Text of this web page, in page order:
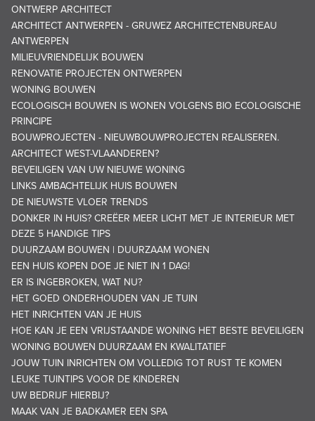
ONTWERP ARCHITECT
ARCHITECT ANTWERPEN - GRUWEZ ARCHITECTENBUREAU
ANTWERPEN
MILIEUVRIENDELIJK BOUWEN
RENOVATIE PROJECTEN ONTWERPEN
WONING BOUWEN
ECOLOGISCH BOUWEN IS WONEN VOLGENS BIO ECOLOGISCHE
PRINCIPE
BOUWPROJECTEN - NIEUWBOUWPROJECTEN REALISEREN.
ARCHITECT WEST-VLAANDEREN?
BEVEILIGEN VAN UW NIEUWE WONING
LINKS AMBACHTELIJK HUIS BOUWEN
DE NIEUWSTE VLOER TRENDS
DONKER IN HUIS? CREËER MEER LICHT MET JE INTERIEUR MET
DEZE 5 HANDIGE TIPS
DUURZAAM BOUWEN | DUURZAAM WONEN
EEN HUIS KOPEN DOE JE NIET IN 1 DAG!
ER IS INGEBROKEN, WAT NU?
HET GOED ONDERHOUDEN VAN JE TUIN
HET INRICHTEN VAN JE HUIS
HOE KAN JE EEN VRIJSTAANDE WONING HET BESTE BEVEILIGEN
WONING BOUWEN DUURZAAM EN KWALITATIEF
JOUW TUIN INRICHTEN OM VOLLEDIG TOT RUST TE KOMEN
LEUKE TUINTIPS VOOR DE KINDEREN
UW BEDRIJF HIERBIJ?
MAAK VAN JE BADKAMER EEN SPA